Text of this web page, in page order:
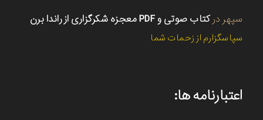
سپهر درکتاب صوتی و PDF معجزه شکرگزاری از راندا برن
سپاسگزارم از زحمات شما
اعتبارنامه ها: